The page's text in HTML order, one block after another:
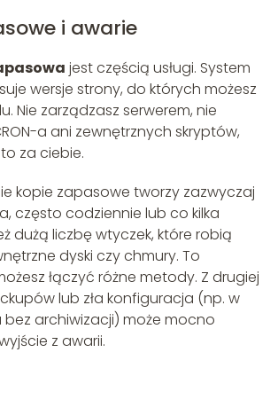
i awarie
jest częścią usługi. System
wersje strony, do których możesz
Nie zarządzasz serwerem, nie
a ani zewnętrznych skryptów,
za ciebie.
kopie zapasowe tworzy zazwyczaj
często codziennie lub co kilka
dużą liczbę wtyczek, które robią
dyski czy chmury. To
łączyć różne metody. Z drugiej
lub zła konfiguracja (np. w
archiwizacji) może mocno
z awarii.